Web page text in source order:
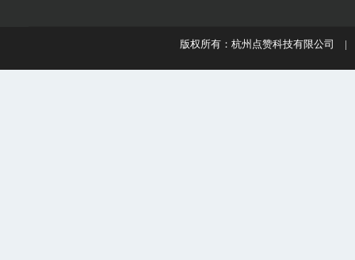
版权所有：杭州点赞科技有限公司